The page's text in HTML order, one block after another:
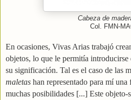
Cabeza de
Col. FMN-
En ocasiones, Vivas Arias trabajó
objetos, lo que le permitía introducirse
su significación. Tal es el caso de las
maletas han representado para mí
muchas posibilidades [...] Este objeto-